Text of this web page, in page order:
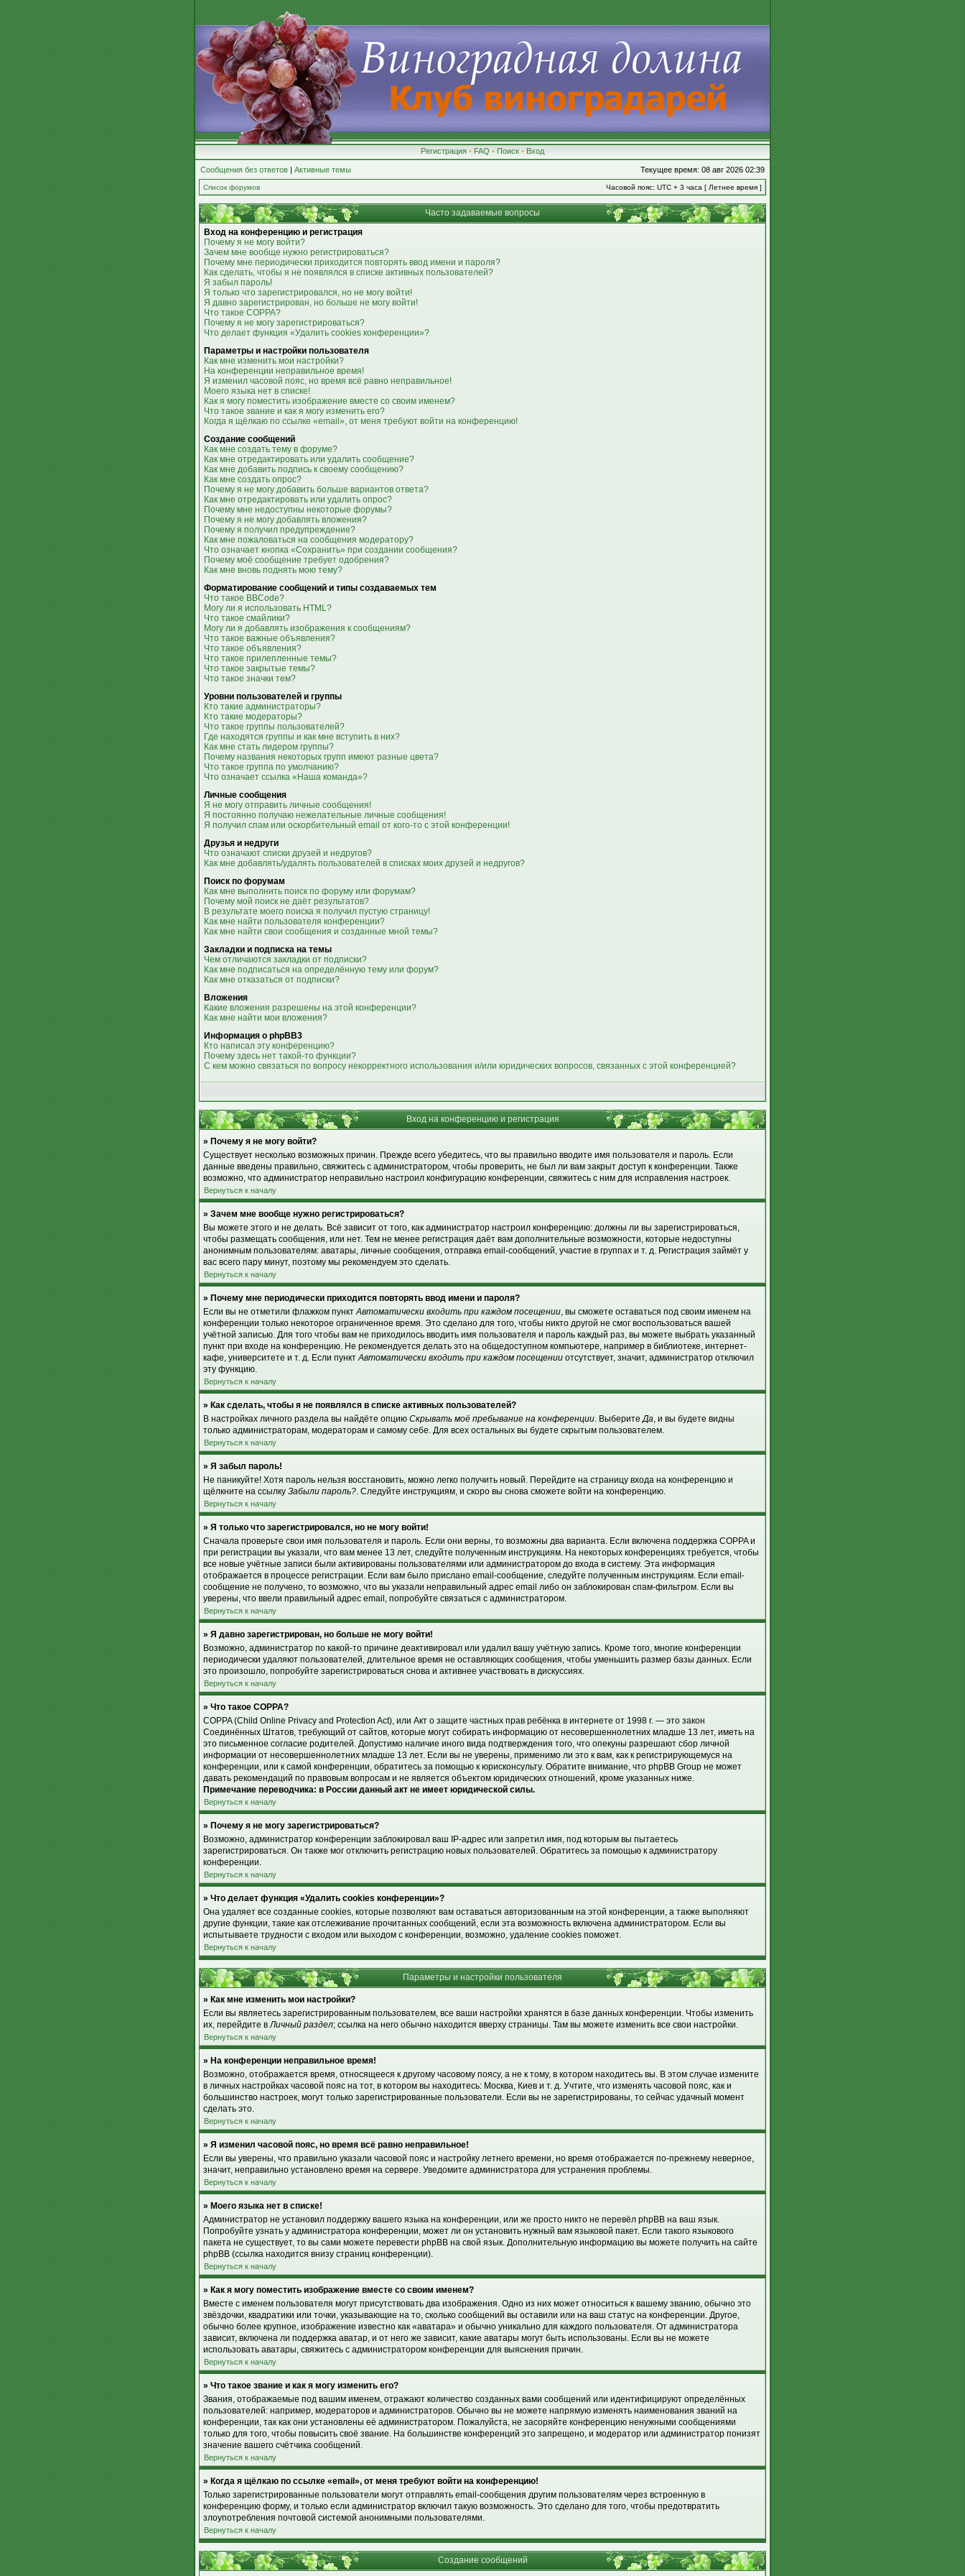
Регистрация • FAQ • Поиск • Вход
Сообщения без ответов | Активные темы Текущее время: 08 авг 2026 02:39
Список форумов Часовой пояс: UTC + 3 часа [ Летнее время ]
Часто задаваемые вопросы
Вход на конференцию и регистрация
Почему я не могу войти?
Зачем мне вообще нужно регистрироваться?
Почему мне периодически приходится повторять ввод имени и пароля?
Как сделать, чтобы я не появлялся в списке активных пользователей?
Я забыл пароль!
Я только что зарегистрировался, но не могу войти!
Я давно зарегистрирован, но больше не могу войти!
Что такое COPPA?
Почему я не могу зарегистрироваться?
Что делает функция «Удалить cookies конференции»?
Параметры и настройки пользователя
Как мне изменить мои настройки?
На конференции неправильное время!
Я изменил часовой пояс, но время всё равно неправильное!
Моего языка нет в списке!
Как я могу поместить изображение вместе со своим именем?
Что такое звание и как я могу изменить его?
Когда я щёлкаю по ссылке «email», от меня требуют войти на конференцию!
Создание сообщений
Как мне создать тему в форуме?
Как мне отредактировать или удалить сообщение?
Как мне добавить подпись к своему сообщению?
Как мне создать опрос?
Почему я не могу добавить больше вариантов ответа?
Как мне отредактировать или удалить опрос?
Почему мне недоступны некоторые форумы?
Почему я не могу добавлять вложения?
Почему я получил предупреждение?
Как мне пожаловаться на сообщения модератору?
Что означает кнопка «Сохранить» при создании сообщения?
Почему моё сообщение требует одобрения?
Как мне вновь поднять мою тему?
Форматирование сообщений и типы создаваемых тем
Что такое BBCode?
Могу ли я использовать HTML?
Что такое смайлики?
Могу ли я добавлять изображения к сообщениям?
Что такое важные объявления?
Что такое объявления?
Что такое прилепленные темы?
Что такое закрытые темы?
Что такое значки тем?
Уровни пользователей и группы
Кто такие администраторы?
Кто такие модераторы?
Что такое группы пользователей?
Где находятся группы и как мне вступить в них?
Как мне стать лидером группы?
Почему названия некоторых групп имеют разные цвета?
Что такое группа по умолчанию?
Что означает ссылка «Наша команда»?
Личные сообщения
Я не могу отправить личные сообщения!
Я постоянно получаю нежелательные личные сообщения!
Я получил спам или оскорбительный email от кого-то с этой конференции!
Друзья и недруги
Что означают списки друзей и недругов?
Как мне добавлять/удалять пользователей в списках моих друзей и недругов?
Поиск по форумам
Как мне выполнить поиск по форуму или форумам?
Почему мой поиск не даёт результатов?
В результате моего поиска я получил пустую страницу!
Как мне найти пользователя конференции?
Как мне найти свои сообщения и созданные мной темы?
Закладки и подписка на темы
Чем отличаются закладки от подписки?
Как мне подписаться на определённую тему или форум?
Как мне отказаться от подписки?
Вложения
Какие вложения разрешены на этой конференции?
Как мне найти мои вложения?
Информация о phpBB3
Кто написал эту конференцию?
Почему здесь нет такой-то функции?
С кем можно связаться по вопросу некорректного использования и/или юридических вопросов, связанных с этой конференцией?
Вход на конференцию и регистрация
» Почему я не могу войти?
Существует несколько возможных причин. Прежде всего убедитесь, что вы правильно вводите имя пользователя и пароль. Если
данные введены правильно, свяжитесь с администратором, чтобы проверить, не был ли вам закрыт доступ к конференции. Также
возможно, что администратор неправильно настроил конфигурацию конференции, свяжитесь с ним для исправления настроек.
Вернуться к началу
» Зачем мне вообще нужно регистрироваться?
Вы можете этого и не делать. Всё зависит от того, как администратор настроил конференцию: должны ли вы зарегистрироваться,
чтобы размещать сообщения, или нет. Тем не менее регистрация даёт вам дополнительные возможности, которые недоступны
анонимным пользователям: аватары, личные сообщения, отправка email-сообщений, участие в группах и т. д. Регистрация займёт у
вас всего пару минут, поэтому мы рекомендуем это сделать.
Вернуться к началу
» Почему мне периодически приходится повторять ввод имени и пароля?
Если вы не отметили флажком пунктАвтоматически входить при каждом посещении, вы сможете оставаться под своим именем на
конференции только некоторое ограниченное время. Это сделано для того, чтобы никто другой не смог воспользоваться вашей
учётной записью. Для того чтобы вам не приходилось вводить имя пользователя и пароль каждый раз, вы можете выбрать указанный
пункт при входе на конференцию. Не рекомендуется делать это на общедоступном компьютере, например в библиотеке, интернет-
кафе, университете и т. д. Если пунктАвтоматически входить при каждом посещении отсутствует, значит, администратор отключил
эту функцию.
Вернуться к началу
» Как сделать, чтобы я не появлялся в списке активных пользователей?
В настройках личного раздела вы найдёте опцию Скрывать моё пребывание на конференции. ВыберитеДа, и вы будете видны
только администраторам, модераторам и самому себе. Для всех остальных вы будете скрытым пользователем.
Вернуться к началу
» Я забыл пароль!
Не паникуйте! Хотя пароль нельзя восстановить, можно легко получить новый. Перейдите на страницу входа на конференцию и
щёлкните на ссылку Забыли пароль?. Следуйте инструкциям, и скоро вы снова сможете войти на конференцию.
Вернуться к началу
» Я только что зарегистрировался, но не могу войти!
Сначала проверьте свои имя пользователя и пароль. Если они верны, то возможны два варианта. Если включена поддержка COPPA и
при регистрации вы указали, что вам менее 13 лет, следуйте полученным инструкциям. На некоторых конференциях требуется, чтобы
все новые учётные записи были активированы пользователями или администратором до входа в систему. Эта информация
отображается в процессе регистрации. Если вам было прислано email-сообщение, следуйте полученным инструкциям. Если email-
сообщение не получено, то возможно, что вы указали неправильный адрес email либо он заблокирован спам-фильтром. Если вы
уверены, что ввели правильный адрес email, попробуйте связаться с администратором.
Вернуться к началу
» Я давно зарегистрирован, но больше не могу войти!
Возможно, администратор по какой-то причине деактивировал или удалил вашу учётную запись. Кроме того, многие конференции
периодически удаляют пользователей, длительное время не оставляющих сообщения, чтобы уменьшить размер базы данных. Если
это произошло, попробуйте зарегистрироваться снова и активнее участвовать в дискуссиях.
Вернуться к началу
» Что такое COPPA?
COPPA (Child Online Privacy and Protection Act), или Акт о защите частных прав ребёнка в интернете от 1998 г. — это закон
Соединённых Штатов, требующий от сайтов, которые могут собирать информацию от несовершеннолетних младше 13 лет, иметь на
это письменное согласие родителей. Допустимо наличие иного вида подтверждения того, что опекуны разрешают сбор личной
информации от несовершеннолетних младше 13 лет. Если вы не уверены, применимо ли это к вам, как к регистрирующемуся на
конференции, или к самой конференции, обратитесь за помощью к юрисконсульту. Обратите внимание, что phpBB Group не может
давать рекомендаций по правовым вопросам и не является объектом юридических отношений, кроме указанных ниже.
Примечание переводчика: в России данный акт не имеет юридической силы.
Вернуться к началу
» Почему я не могу зарегистрироваться?
Возможно, администратор конференции заблокировал ваш IP-адрес или запретил имя, под которым вы пытаетесь
зарегистрироваться. Он также мог отключить регистрацию новых пользователей. Обратитесь за помощью к администратору
конференции.
Вернуться к началу
» Что делает функция «Удалить cookies конференции»?
Она удаляет все созданные cookies, которые позволяют вам оставаться авторизованным на этой конференции, а также выполняют
другие функции, такие как отслеживание прочитанных сообщений, если эта возможность включена администратором. Если вы
испытываете трудности с входом или выходом с конференции, возможно, удаление cookies поможет.
Вернуться к началу
Параметры и настройки пользователя
» Как мне изменить мои настройки?
Если вы являетесь зарегистрированным пользователем, все ваши настройки хранятся в базе данных конференции. Чтобы изменить
их, перейдите вЛичный раздел; ссылка на него обычно находится вверху страницы. Там вы можете изменить все свои настройки.
Вернуться к началу
» На конференции неправильное время!
Возможно, отображается время, относящееся к другому часовому поясу, а не к тому, в котором находитесь вы. В этом случае измените
в личных настройках часовой пояс на тот, в котором вы находитесь: Москва, Киев и т. д. Учтите, что изменять часовой пояс, как и
большинство настроек, могут только зарегистрированные пользователи. Если вы не зарегистрированы, то сейчас удачный момент
сделать это.
Вернуться к началу
» Я изменил часовой пояс, но время всё равно неправильное!
Если вы уверены, что правильно указали часовой пояс и настройку летнего времени, но время отображается по-прежнему неверное,
значит, неправильно установлено время на сервере. Уведомите администратора для устранения проблемы.
Вернуться к началу
» Моего языка нет в списке!
Администратор не установил поддержку вашего языка на конференции, или же просто никто не перевёл phpBB на ваш язык.
Попробуйте узнать у администратора конференции, может ли он установить нужный вам языковой пакет. Если такого языкового
пакета не существует, то вы сами можете перевести phpBB на свой язык. Дополнительную информацию вы можете получить на сайте
phpBB (ссылка находится внизу страниц конференции).
Вернуться к началу
» Как я могу поместить изображение вместе со своим именем?
Вместе с именем пользователя могут присутствовать два изображения. Одно из них может относиться к вашему званию, обычно это
звёздочки, квадратики или точки, указывающие на то, сколько сообщений вы оставили или на ваш статус на конференции. Другое,
обычно более крупное, изображение известно как «аватара» и обычно уникально для каждого пользователя. От администратора
зависит, включена ли поддержка аватар, и от него же зависит, какие аватары могут быть использованы. Если вы не можете
использовать аватары, свяжитесь с администратором конференции для выяснения причин.
Вернуться к началу
» Что такое звание и как я могу изменить его?
Звания, отображаемые под вашим именем, отражают количество созданных вами сообщений или идентифицируют определённых
пользователей: например, модераторов и администраторов. Обычно вы не можете напрямую изменять наименования званий на
конференции, так как они установлены её администратором. Пожалуйста, не засоряйте конференцию ненужными сообщениями
только для того, чтобы повысить своё звание. На большинстве конференций это запрещено, и модератор или администратор понизят
значение вашего счётчика сообщений.
Вернуться к началу
» Когда я щёлкаю по ссылке «email», от меня требуют войти на конференцию!
Только зарегистрированные пользователи могут отправлять email-сообщения другим пользователям через встроенную в
конференцию форму, и только если администратор включил такую возможность. Это сделано для того, чтобы предотвратить
злоупотребления почтовой системой анонимными пользователями.
Вернуться к началу
Создание сообщений